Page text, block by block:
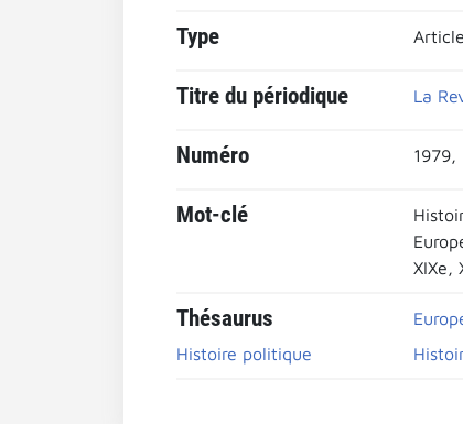
Type Article
Titre du périodique La
Numéro 1979,
Mot-clé
XIXe,
Thésaurus
Histoire politique